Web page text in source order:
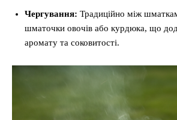
Чергування: Традиційно між
шматочки овочів або курдюка, що
аромату та соковитості.